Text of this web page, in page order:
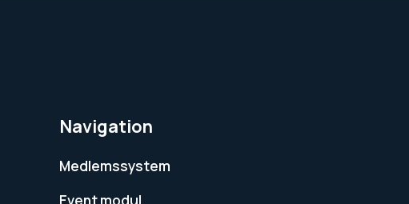
Navigation
Medlemssystem